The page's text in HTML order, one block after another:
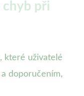
chyb při
které uživatelé
doporučením,